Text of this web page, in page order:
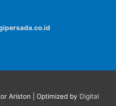
Ariston | Optimized by Digital